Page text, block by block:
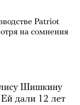
Patriot
на сомнения
Шишкину
Ей дали 12 лет